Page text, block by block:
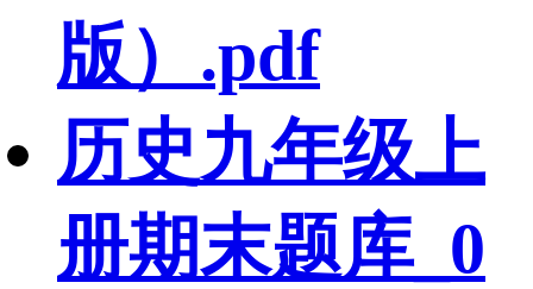
版）.pdf
历史九年级上
册期末题库_0